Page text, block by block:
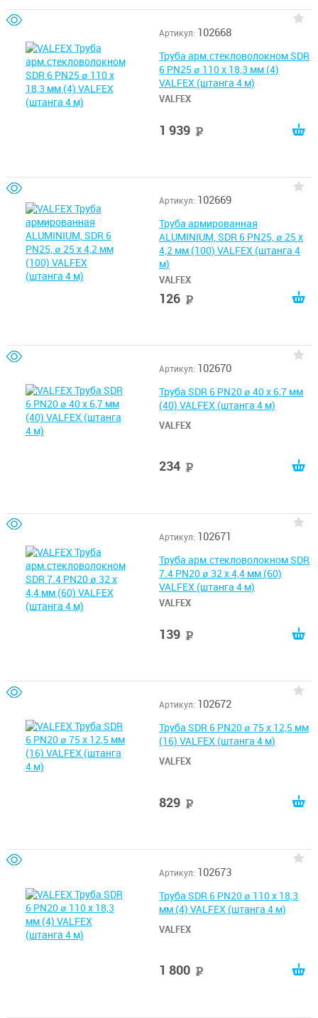
Артикул: 102668
Труба арм.стекловолокном SDR
6 PN25 ø 110 х 18,3 мм (4)
VALFEX (штанга 4 м)
VALFEX
1 939
Артикул: 102669
Труба армированная
ALUMINIUM, SDR 6 PN25, ø 25 х
4,2 мм (100) VALFEX (штанга 4
м)
VALFEX
126
Артикул: 102670
Труба SDR 6 PN20 ø 40 х 6,7 мм
(40) VALFEX (штанга 4 м)
VALFEX
234
Артикул: 102671
Труба арм.стекловолокном SDR
7.4 PN20 ø 32 х 4,4 мм (60)
VALFEX (штанга 4 м)
VALFEX
139
Артикул: 102672
Труба SDR 6 PN20 ø 75 х 12,5 мм
(16) VALFEX (штанга 4 м)
VALFEX
829
Артикул: 102673
Труба SDR 6 PN20 ø 110 х 18,3
мм (4) VALFEX (штанга 4 м)
VALFEX
1 800